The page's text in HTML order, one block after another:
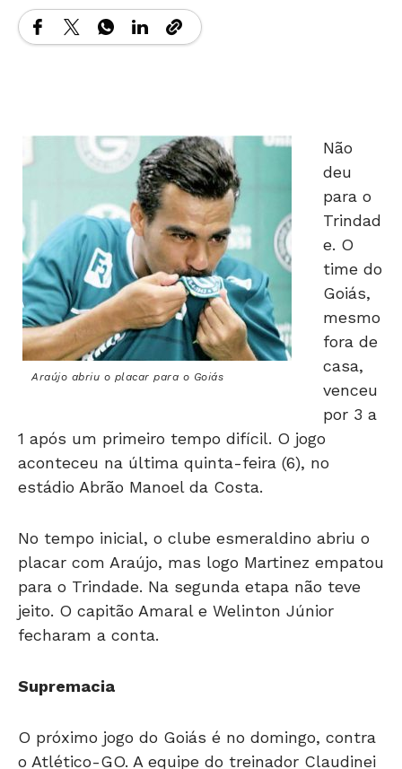
Araújo abriu o placar para o Goiás
deu
para o
Trindad
e. O
time do
Goiás,
mesmo
fora de
casa,
venceu
por 3 a
1 após um primeiro tempo difícil. O jogo
aconteceu na última quinta-feira (6), no
estádio Abrão Manoel da Costa.
placar com Araújo, mas logo Martinez empatou
para o Trindade. Na segunda etapa não teve
jeito. O capitão Amaral e Welinton Júnior
fecharam a conta.
o Atlético-GO. A equipe do treinador Claudinei
Oliveira permanece invicta na competição e